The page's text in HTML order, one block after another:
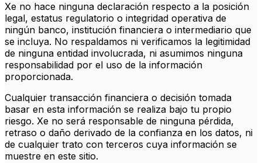
Xe no hace ninguna declaración respecto a la posición
legal, estatus regulatorio o integridad operativa de
ningún banco, institución financiera o intermediario que
se incluya. No respaldamos ni verificamos la legitimidad
de ninguna entidad involucrada, ni asumimos ninguna
responsabilidad por el uso de la información
proporcionada.
Cualquier transacción financiera o decisión tomada
basar en esta información se realiza bajo tu propio
riesgo. Xe no será responsable de ninguna pérdida,
retraso o daño derivado de la confianza en los datos, ni
de cualquier trato con terceros cuya información se
muestre en este sitio.